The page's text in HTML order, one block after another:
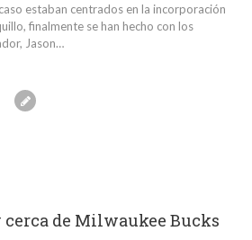
estaban centrados en la incorporación
finalmente se han hecho con los
Jason…
de Milwaukee Bucks